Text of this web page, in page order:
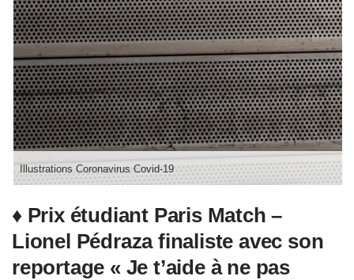
Illustrations Coronavirus Covid-19
♦ Prix étudiant Paris Match –
Lionel Pédraza finaliste avec son
reportage « Je t’aide à ne pas